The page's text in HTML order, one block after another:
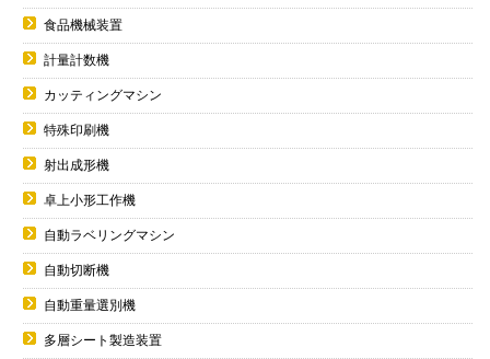
食品機械装置
計量計数機
カッティングマシン
特殊印刷機
射出成形機
卓上小形工作機
自動ラベリングマシン
自動切断機
自動重量選別機
多層シート製造装置